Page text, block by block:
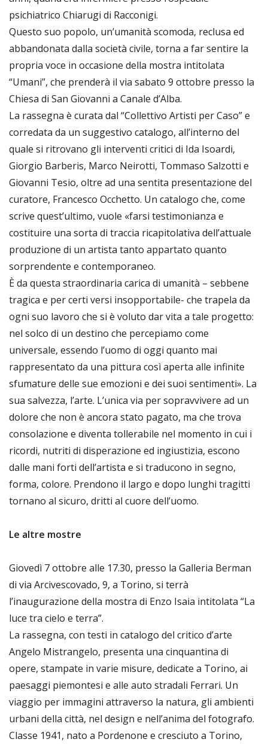
psichiatrico Chiarugi di Racconigi.
Questo suo popolo, un’umanità scomoda, reclusa ed
abbandonata dalla società civile, torna a far sentire la
propria voce in occasione della mostra intitolata
“Umani”, che prenderà il via sabato 9 ottobre presso la
Chiesa di San Giovanni a Canale d’Alba.
La rassegna è curata dal “Collettivo Artisti per Caso” e
corredata da un suggestivo catalogo, all’interno del
quale si ritrovano gli interventi critici di Ida Isoardi,
Giorgio Barberis, Marco Neirotti, Tommaso Salzotti e
Giovanni Tesio, oltre ad una sentita presentazione del
curatore, Francesco Occhetto. Un catalogo che, come
scrive quest’ultimo, vuole «farsi testimonianza e
costituire una sorta di traccia ricapitolativa dell’attuale
produzione di un artista tanto appartato quanto
sorprendente e contemporaneo.
È da questa straordinaria carica di umanità – sebbene
tragica e per certi versi insopportabile- che trapela da
ogni suo lavoro che si è voluto dar vita a tale progetto:
nel solco di un destino che percepiamo come
universale, essendo l’uomo di oggi quanto mai
rappresentato da una pittura così aperta alle infinite
sfumature delle sue emozioni e dei suoi sentimenti». La
sua salvezza, l’arte. L’unica via per sopravvivere ad un
dolore che non è ancora stato pagato, ma che trova
consolazione e diventa tollerabile nel momento in cui i
ricordi, nutriti di disperazione ed ingiustizia, escono
dalle mani forti dell’artista e si traducono in segno,
forma, colore. Prendono il largo e dopo lunghi tragitti
tornano al sicuro, dritti al cuore dell’uomo.
Le altre mostre
Giovedì 7 ottobre alle 17.30, presso la Galleria Berman
di via Arcivescovado, 9, a Torino, si terrà
l’inaugurazione della mostra di Enzo Isaia intitolata “La
luce tra cielo e terra”.
La rassegna, con testi in catalogo del critico d’arte
Angelo Mistrangelo, presenta una cinquantina di
opere, stampate in varie misure, dedicate a Torino, ai
paesaggi piemontesi e alle auto stradali Ferrari. Un
viaggio per immagini attraverso la natura, gli ambienti
urbani della città, nel design e nell’anima del fotografo.
Classe 1941, nato a Pordenone e cresciuto a Torino,